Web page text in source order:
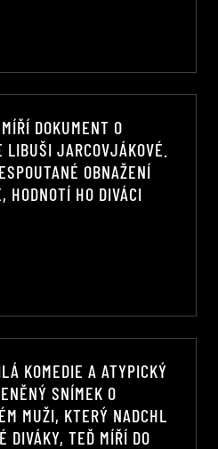
DOKUMENT O
LIBUŠI JARCOVJÁKOVÉ.
OBNAŽENÍ
HODNOTÍ HO DIVÁCI
KOMEDIE A ATYPICKÝ
SNÍMEK O
MUŽI, KTERÝ NADCHL
DIVÁKY, TEĎ MÍŘÍ DO